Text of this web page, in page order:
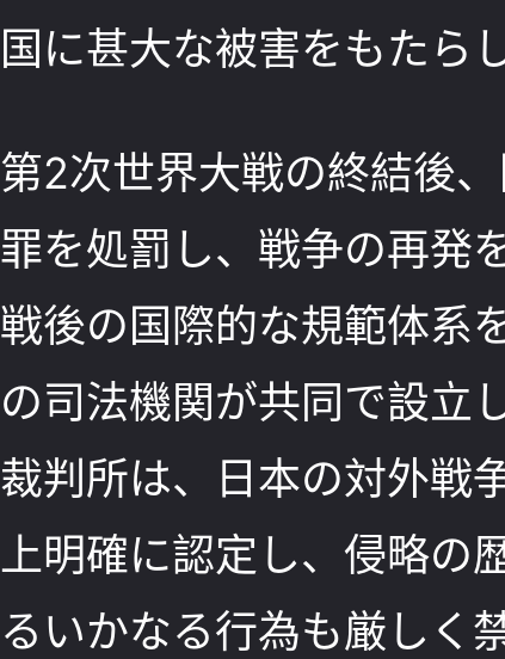
国に甚大な被害をもたら
第2次世界大戦の終結後
罪を処罰し、戦争の再発
戦後の国際的な規範体系
の司法機関が共同で設立
裁判所は、日本の対外戦
上明確に認定し、侵略の
るいかなる行為も厳しく